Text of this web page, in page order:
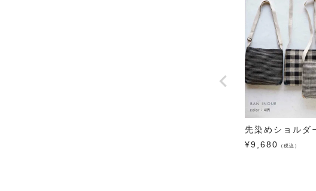
先染めショルダ
¥9,680 （税込）